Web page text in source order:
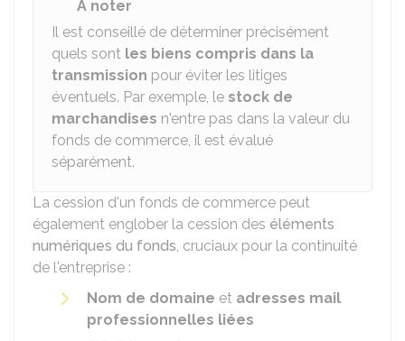
À noter
Il est conseillé de déterminer précisément
quels sont les biens compris dans la
transmission pour éviter les litiges
éventuels. Par exemple, le stock de
marchandises n'entre pas dans la valeur du
fonds de commerce, il est évalué
séparément.
La cession d'un fonds de commerce peut
également englober la cession des éléments
numériques du fonds, cruciaux pour la continuité
de l'entreprise :
Nom de domaine et adresses mail
professionnelles liées